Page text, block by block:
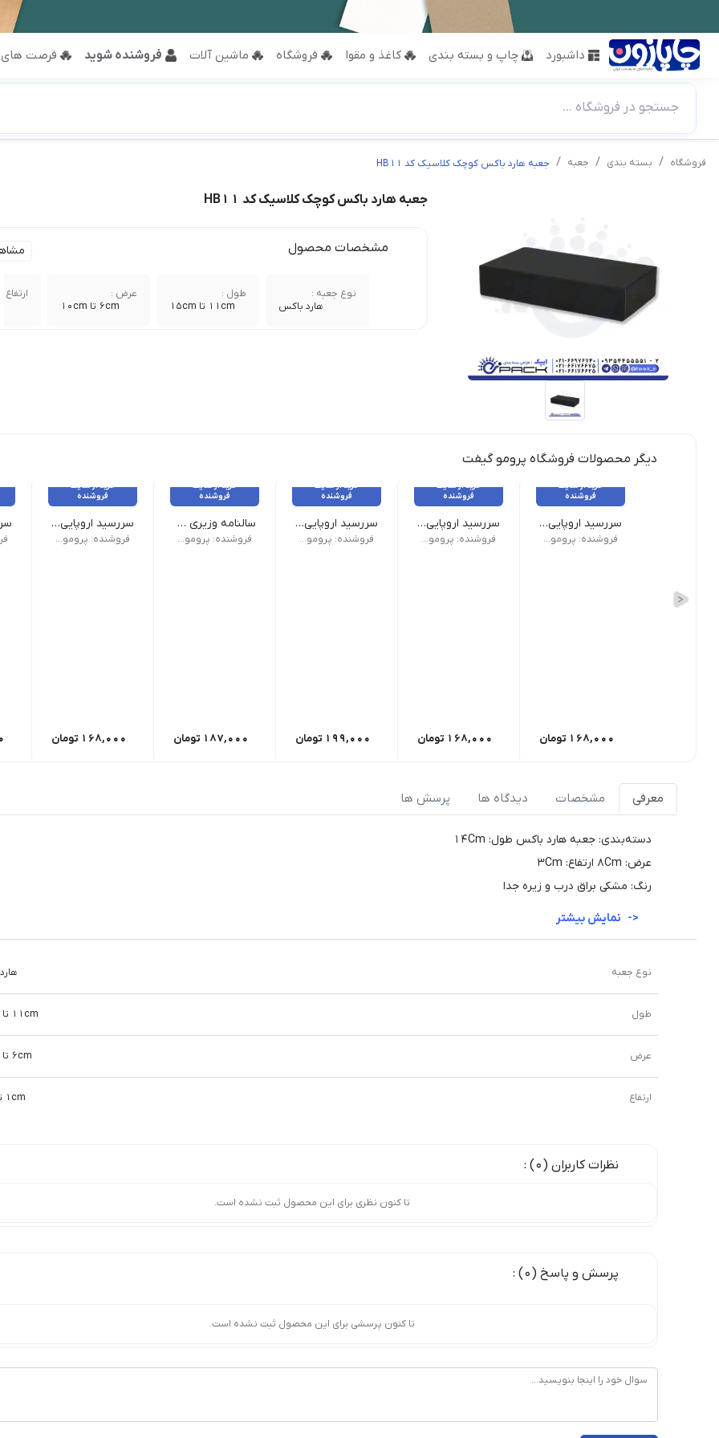
داشبورد چاپ و بسته بندی کاغذ و مقوا فروشگاه ماشین آلات فروشنده شوید فرصت
جستجو در فروشگاه ...
فروشگاه بسته بندی جعبه جعبه هارد باکس کوچک کلاسیک کد HB11
جعبه هارد باکس کوچک کلاسیک کد HB11
مشخصات محصول
نوع جعبه :
هارد باکس
طول :
11cm تا 15cm
عرض :
6cm تا 10cm
ارتفاع :
دیگر محصولات فروشگاه پرومو گیفت
خرید از سایت
فروشنده
سررسید اروپایی کد 309
نوع سررسید (سالنامه) اروپایی | ابعاد 13.5×22 | صفحات روزشمار (جمعه مشترک) | صفحات داخلی دو رنگ
فروشنده: پرومو گیفت
168,000 تومان
خرید از سایت
فروشنده
سررسید اروپایی کد 308
نوع سررسید (سالنامه) اروپایی | ابعاد 13.5×22 | صفحات روزشمار (جمعه مشترک) | صفحات داخلی دو رنگ
فروشنده: پرومو گیفت
168,000 تومان
خرید از سایت
فروشنده
سررسید اروپایی کد 306
نوع سررسید (سالنامه) اروپایی | ابعاد 13.5×22 | صفحات روزشمار (جمعه مشترک) | صفحات داخلی دو رنگ
فروشنده: پرومو گیفت
199,000 تومان
خرید از سایت
فروشنده
سالنامه وزیری کد 125
وع سررسید (سالنامه) وزیری | ابعاد 17×24 صفحات روزشمار (جمعه مشترک) | صفحات داخلی دو رنگ صحافی دوخت | جلد چرم دو تکه تنوع چاپ نقره کوب, حک لیزر, داغی, طلا کوب | رنگبندی طبق تصویر
فروشنده: پرومو گیفت
187,000 تومان
خرید از سایت
فروشنده
سررسید اروپایی کد 303
نوع سررسید (سالنامه) اروپایی | ابعاد 13.5×22 | صفحات روزشمار (جمعه
فروشنده: پرومو گیفت
168,000 تومان
نوع
معرفی مشخصات دیدگاه ها پرسش ها
دسته‌بندی: جعبه هارد باکس طول: 14Cm
عرض: 8Cm ارتفاع: 3Cm
رنگ: مشکی براق درب و زیره جدا
نوع جعبه
طول 11cm تا 15cm
عرض 6cm تا 10cm
ارتفاع 1cm تا 5cm
نظرات کاربران (0) :
تا کنون نظری برای این محصول ثبت نشده است.
پرسش و پاسخ (0) :
تا کنون پرسشی برای این محصول ثبت نشده است.